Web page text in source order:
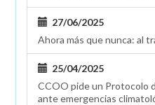
27/06/2025
Ahora más que nunca: al
25/04/2025
CCOO pide un Protocolo
ante emergencias